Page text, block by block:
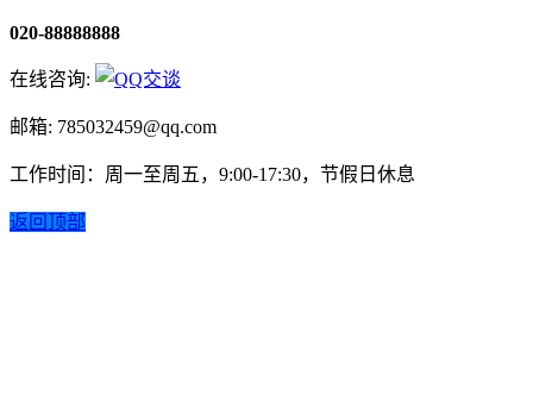
020-88888888
在线咨询:
邮箱: 785032459@qq.com
工作时间：周一至周五，9:00-17:30，节假日休息
返回顶部